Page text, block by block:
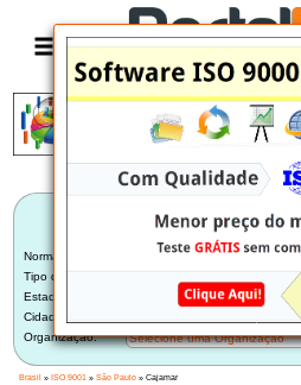
Anúncio
ISO 9001
Norma:
ISO 9001
Tipo de Auditoria:
Estado:
São Paulo (165)
Cidade:
Organização:
Selecione uma Organização
Brasil »ISO 9001 »São Paulo » Cajamar